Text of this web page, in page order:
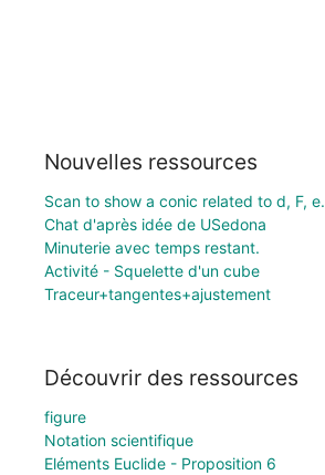
Nouvelles ressources
Scan to show a conic related to d, F, e.
Chat d'après idée de USedona
Minuterie avec temps restant.
Activité - Squelette d'un cube
Traceur+tangentes+ajustement
Découvrir des ressources
figure
Notation scientifique
Eléments Euclide - Proposition 6